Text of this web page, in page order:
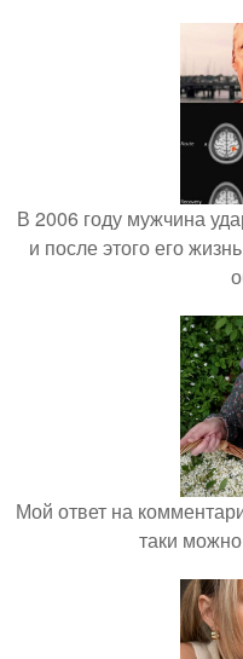
В 2006 году мужчина
и после этого его
Мой ответ на
таки